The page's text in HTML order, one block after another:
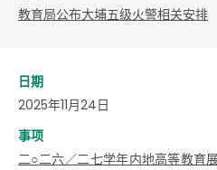
教育局公布大埔五级火警相关安排
日期
2025年11月24日
事项
二○二六／二七学年内地高等教育